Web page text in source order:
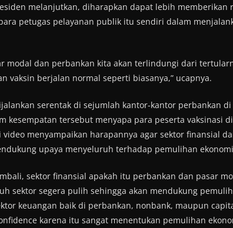
melanjutkan, diharapkan dapat lebih memberikan
petugas pelayanan publik itu sendiri dalam
modal dan perbankan kita akan terlindungi dari
vaksin berjalan normal seperti biasanya,” ucapnya.
serentak di sejumlah kantor-kantor perbankan di
kesempatan tersebut menyapa para peserta vaksinasi
menyampaikan harapannya agar sektor finansial
upaya menyeluruh terhadap pemulihan
sektor finansial apakah itu perbankan dan pasar
sektor segera pulih sehingga akan mendukung
keuangan baik di perbankan, nonbank, maupun
karena itu sangat menentukan pemulihan